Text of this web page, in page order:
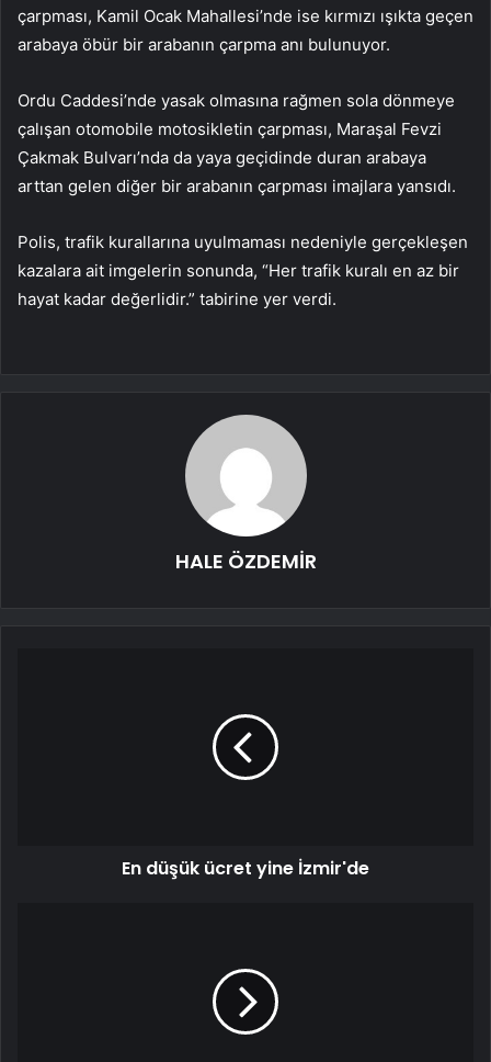
çarpması, Kamil Ocak Mahallesi’nde ise kırmızı ışıkta geçen
arabaya öbür bir arabanın çarpma anı bulunuyor.
Ordu Caddesi’nde yasak olmasına rağmen sola dönmeye
çalışan otomobile motosikletin çarpması, Maraşal Fevzi
Çakmak Bulvarı’nda da yaya geçidinde duran arabaya
arttan gelen diğer bir arabanın çarpması imajlara yansıdı.
Polis, trafik kurallarına uyulmaması nedeniyle gerçekleşen
kazalara ait imgelerin sonunda, “Her trafik kuralı en az bir
hayat kadar değerlidir.” tabirine yer verdi.
HALE ÖZDEMİR
En düşük ücret yine İzmir'de